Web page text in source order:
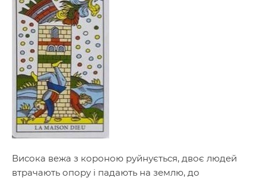
Висока вежа з короною руйнується, двоє людей
втрачають опору і падають на землю, до